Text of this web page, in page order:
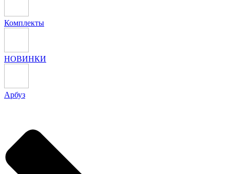
Комплекты
НОВИНКИ
Арбуз